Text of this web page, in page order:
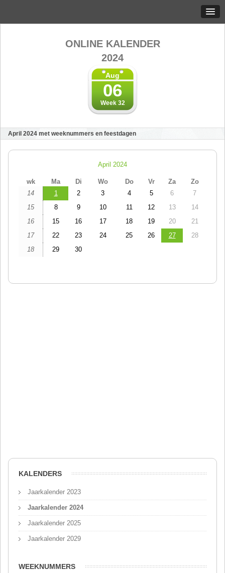
ONLINE KALENDER
2024
Aug
06
Week 32
April 2024 met weeknummers en feestdagen
April 2024
wk Ma Di Wo Do Vr Za
Zo
14
1 2 3 4 5 6
7
15
8 9 10 11 12 13
14
16
15 16 17 18 19 20
21
17
22 23 24 25 26 27
28
18
29 30
KALENDERS
Jaarkalender 2023
Jaarkalender 2024
Jaarkalender 2025
Jaarkalender 2029
WEEKNUMMERS